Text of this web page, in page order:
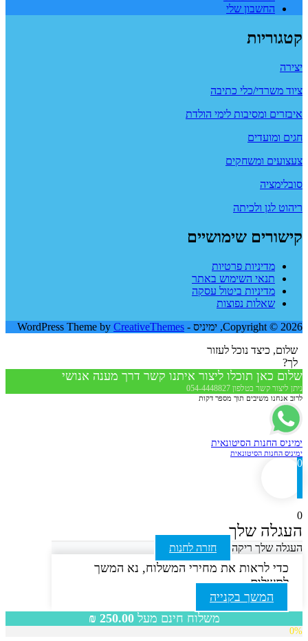
החשבון שלי
קטגוריות
יצירה
ציוד משרדי/כלי כתיבה
איבזרים ומסיבות לימי הולדת
חגים ומועדים
צעצועים ומשחקים
סובלימציה
ריהוט לגן ולכיתה
קישורים שימושיים
מדיניות פרטיות
תנאי השימוש באתר
מדיניות ביטול עסקה
שאלות נפוצות
Copyright © 2026, ימיניס - WordPress Theme by
CreativeThemes
שלום, כיצד נוכל לעזור
לך?
שלום כאן תוכלו ליצור איתנו קשר דרך מענה אנושי
ניתן ליצור קשר בטלפון 054-4448827
לרוב אנחנו משיבים תוך מספר דקות
ימיניס החנות הסיטונאית
ימיניס החנות הסיטונאית
0
0
העגלה שלך
העגלה שלך ריקה חזרה לחנות
כדי לראות את מחירי המשלוח, נא המשך
לתשלום
המשך בקנייה
משלוח חינם מעל250.00
₪
0%